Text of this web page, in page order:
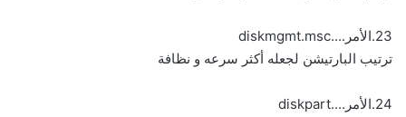
23.الأمر....diskmgmt.msc
ترتيب البارتيشن لجعله أكثر سرعه و نظافة
24.الأمر....diskpart